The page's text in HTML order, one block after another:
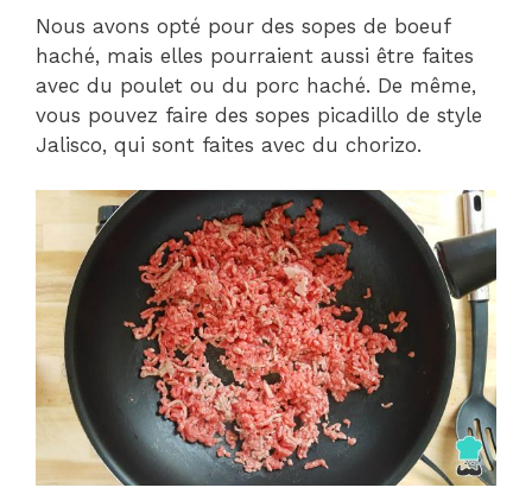
Nous avons opté pour des sopes de boeuf
haché, mais elles pourraient aussi être faites
avec du poulet ou du porc haché. De même,
vous pouvez faire des sopes picadillo de style
Jalisco, qui sont faites avec du chorizo.